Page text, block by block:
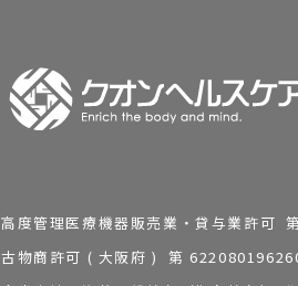
高度管理医療機器販売業・貸与業許
古物商許可 ( 大阪府 ) 第